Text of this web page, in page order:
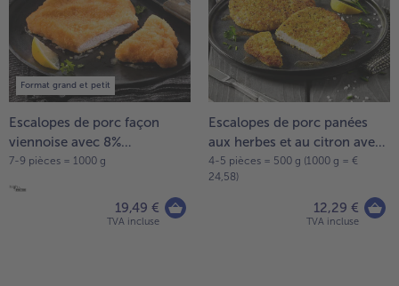
Format grand et petit
Escalopes de porc façon
viennoise avec 8%
d'assaisonnement liquide
7-9 pièces = 1000 g
19,49 €
TVA incluse
Escalopes de porc panées
aux herbes et au citron avec
8% d'assaisonnement liquide
4-5 pièces = 500 g (1000 g = €
24,58)
12,29 €
TVA incluse